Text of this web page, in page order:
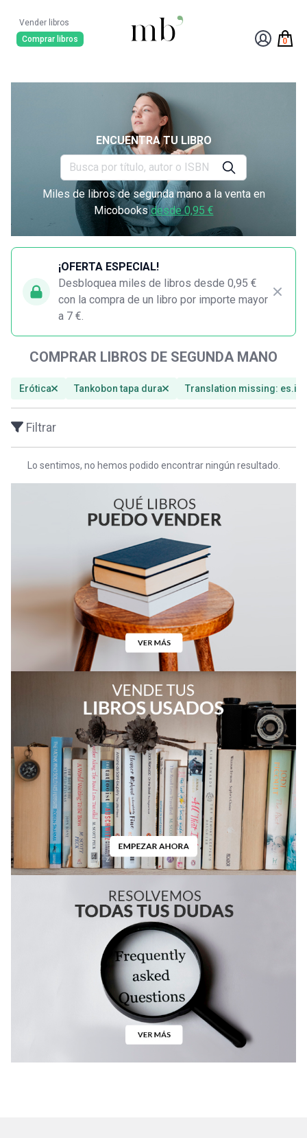
Vender libros
Comprar libros
0
ENCUENTRA TU LIBRO
Miles de libros de segunda mano a la venta en
Micobooksdesde 0,95 €
¡OFERTA ESPECIAL!
Desbloquea miles de libros desde 0,95 €
con la compra de un libro por importe mayor
a 7 €.
COMPRAR LIBROS DE SEGUNDA MANO
Erótica Tankobon tapa dura Translation missing:
Filtrar
Lo sentimos, no hemos podido encontrar ningún resultado.